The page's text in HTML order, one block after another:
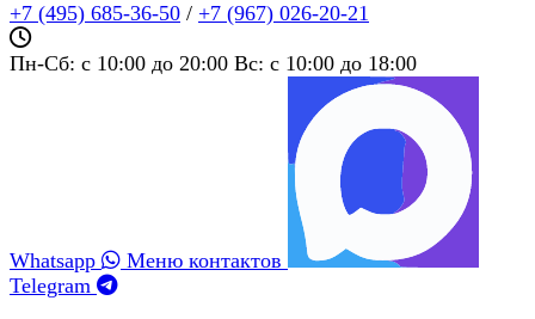
+7 (495) 685‑36‑50 / +7 (967) 026‑20‑21
Пн-Сб: c 10:00 до 20:00 Вс: c 10:00 до 18:00
Whatsapp
Меню контактов
Telegram